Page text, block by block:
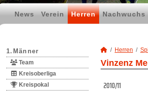
News Verein Herren Nachwuchs
1.Männer
Team
Kreisoberliga
Kreispokal
Herren
Vinzenz
2010/11